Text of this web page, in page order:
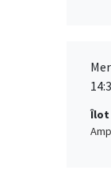
Îlot